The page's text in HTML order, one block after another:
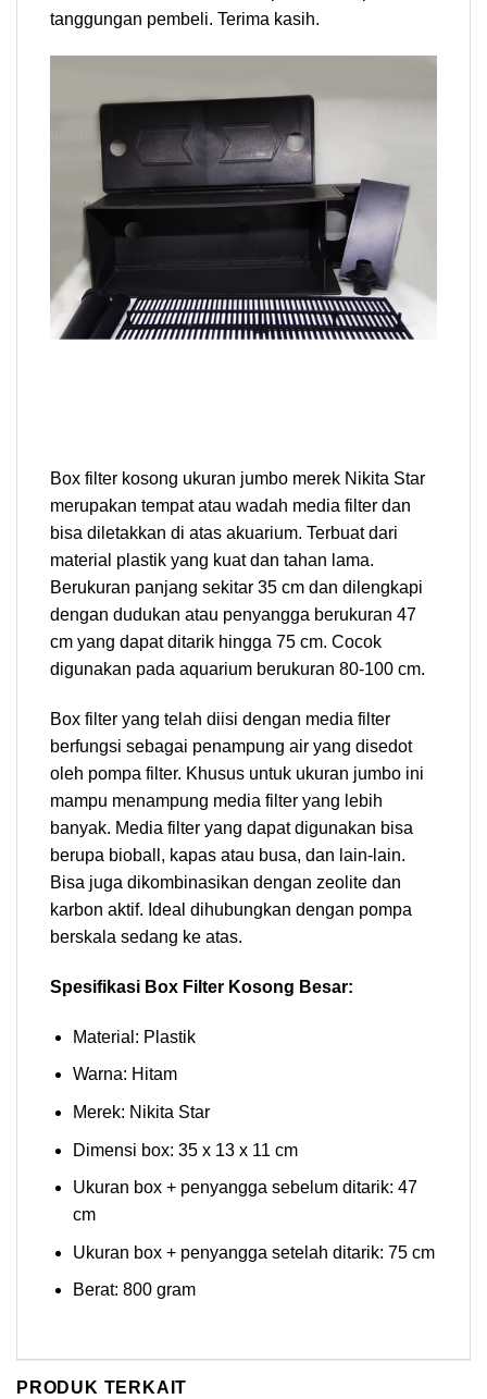
tanggungan pembeli. Terima kasih.
Box filter kosong ukuran jumbo merek Nikita Star
merupakan tempat atau wadah media filter dan
bisa diletakkan di atas akuarium. Terbuat dari
material plastik yang kuat dan tahan lama.
Berukuran panjang sekitar 35 cm dan dilengkapi
dengan dudukan atau penyangga berukuran 47
cm yang dapat ditarik hingga 75 cm. Cocok
digunakan pada aquarium berukuran 80-100 cm.
Box filter yang telah diisi dengan media filter
berfungsi sebagai penampung air yang disedot
oleh pompa filter. Khusus untuk ukuran jumbo ini
mampu menampung media filter yang lebih
banyak. Media filter yang dapat digunakan bisa
berupa bioball, kapas atau busa, dan lain-lain.
Bisa juga dikombinasikan dengan zeolite dan
karbon aktif. Ideal dihubungkan dengan pompa
berskala sedang ke atas.
Spesifikasi Box Filter Kosong Besar:
Material: Plastik
Warna: Hitam
Merek: Nikita Star
Dimensi box: 35 x 13 x 11 cm
Ukuran box + penyangga sebelum ditarik: 47
cm
Ukuran box + penyangga setelah ditarik: 75 cm
Berat: 800 gram
PRODUK TERKAIT